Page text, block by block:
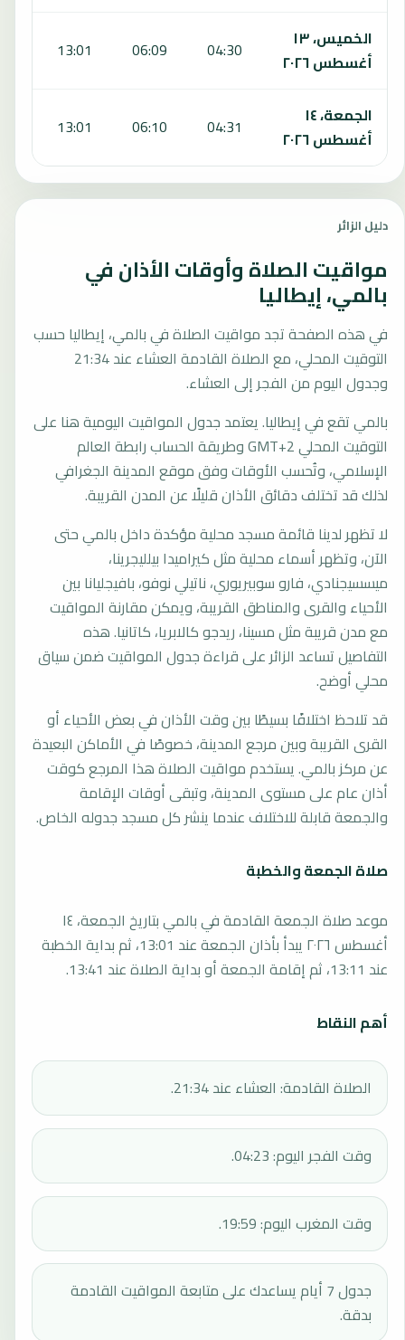
الخميس، ١٣
أغسطس ٢٠٢٦
04:30
06:09
13:01
الجمعة، ١٤
أغسطس ٢٠٢٦
04:31
06:10
13:01
دليل الزائر
مواقيت الصلاة وأوقات الأذان في
بالمي، إيطاليا
في هذه الصفحة تجد مواقيت الصلاة في بالمي، إيطاليا حسب
التوقيت المحلي، مع الصلاة القادمة العشاء عند 21:34
وجدول اليوم من الفجر إلى العشاء.
بالمي تقع في إيطاليا. يعتمد جدول المواقيت اليومية هنا على
التوقيت المحلي GMT+2 وطريقة الحساب رابطة العالم
الإسلامي، وتُحسب الأوقات وفق موقع المدينة الجغرافي
لذلك قد تختلف دقائق الأذان قليلًا عن المدن القريبة.
لا تظهر لدينا قائمة مسجد محلية مؤكدة داخل بالمي حتى
الآن، وتظهر أسماء محلية مثل كيراميدا بيلليجرينا،
ميسسيجنادي، فارو سوبيريوري، ناتيلي نوفو، بافيجليانا بين
الأحياء والقرى والمناطق القريبة، ويمكن مقارنة المواقيت
مع مدن قريبة مثل مسينا، ريدجو كالابريا، كاتانيا. هذه
التفاصيل تساعد الزائر على قراءة جدول المواقيت ضمن سياق
محلي أوضح.
قد تلاحظ اختلافًا بسيطًا بين وقت الأذان في بعض الأحياء أو
القرى القريبة وبين مرجع المدينة، خصوصًا في الأماكن البعيدة
عن مركز بالمي. يستخدم مواقيت الصلاة هذا المرجع كوقت
أذان عام على مستوى المدينة، وتبقى أوقات الإقامة
والجمعة قابلة للاختلاف عندما ينشر كل مسجد جدوله الخاص.
صلاة الجمعة والخطبة
موعد صلاة الجمعة القادمة في بالمي بتاريخ الجمعة، ١٤
أغسطس ٢٠٢٦ يبدأ بأذان الجمعة عند 13:01، ثم بداية الخطبة
عند 13:11، ثم إقامة الجمعة أو بداية الصلاة عند 13:41.
أهم النقاط
الصلاة القادمة: العشاء عند 21:34.
وقت الفجر اليوم: 04:23.
وقت المغرب اليوم: 19:59.
جدول 7 أيام يساعدك على متابعة المواقيت القادمة
بدقة.